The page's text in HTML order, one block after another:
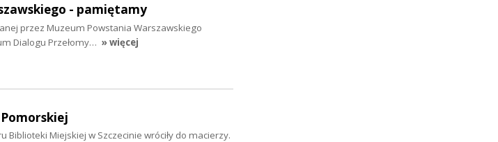
- pamiętamy
przez Muzeum Powstania Warszawskiego
Dialogu Przełomy… » więcej
Miejskiej w Szczecinie wróciły do macierzy.